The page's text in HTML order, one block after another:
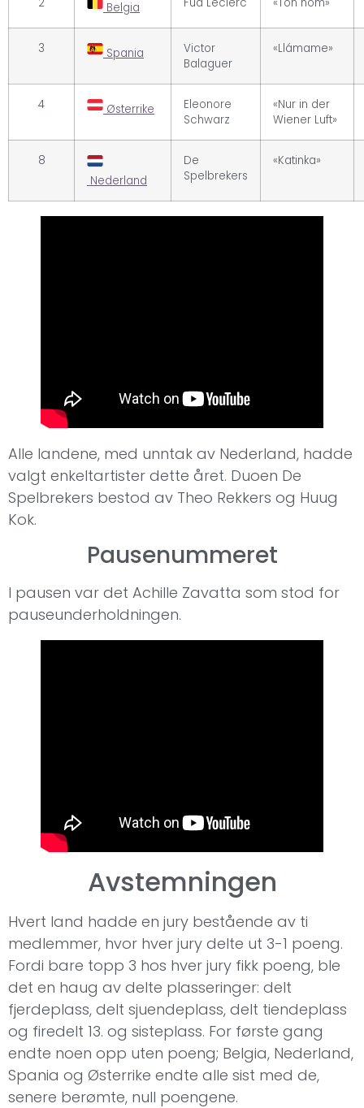
Belgia
3 Spania
Victor
Balaguer
«Llámame»
4 Østerrike
Eleonore
Schwarz
«Nur in der
Wiener Luft»
8
Nederland
De
Spelbrekers
«Katinka»
Alle landene, med unntak av Nederland, hadde
valgt enkeltartister dette året. Duoen De
Spelbrekers bestod av Theo Rekkers og Huug
Kok.
Pausenummeret
I pausen var det Achille Zavatta som stod for
pauseunderholdningen.
Avstemningen
Hvert land hadde en jury bestående av ti
medlemmer, hvor hver jury delte ut 3-1 poeng.
Fordi bare topp 3 hos hver jury fikk poeng, ble
det en haug av delte plasseringer: delt
fjerdeplass, delt sjuendeplass, delt tiendeplass
og firedelt 13. og sisteplass. For første gang
endte noen opp uten poeng; Belgia, Nederland,
Spania og Østerrike endte alle sist med de,
senere berømte, null poengene.